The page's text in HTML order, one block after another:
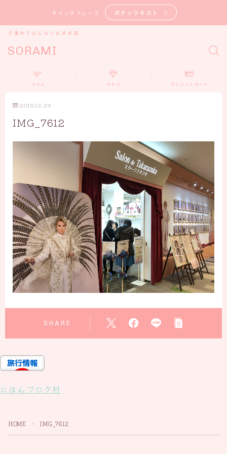
キャッチフレーズ ボタンテキスト
SORAMI
子連れではんなりきまま旅
マイル ホテル クレジットカード
2019.12.29
IMG_7612
SHARE
にほんブログ村
HOME ＞ IMG_7612